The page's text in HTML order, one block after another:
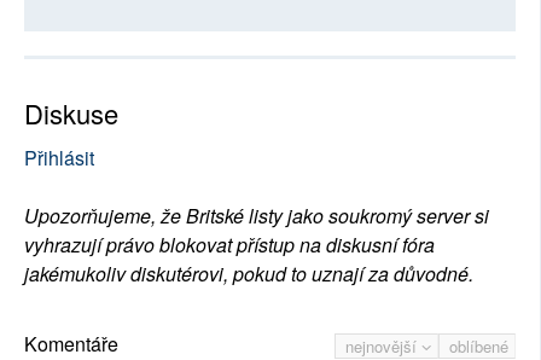
Diskuse
Přihlásit
Upozorňujeme, že Britské listy jako soukromý server si
vyhrazují právo blokovat přístup na diskusní fóra
jakémukoliv diskutérovi, pokud to uznají za důvodné.
nejnovější oblíbené
Komentáře